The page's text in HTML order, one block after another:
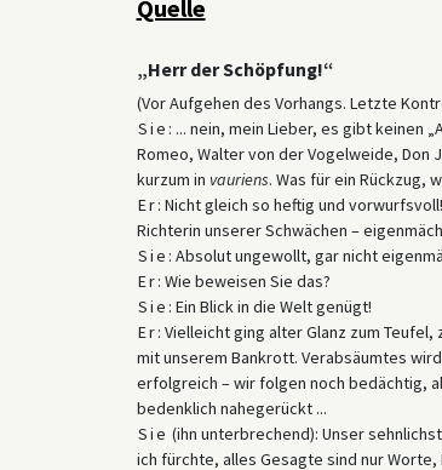
wandelnden Beziehungen zwischen den
der letzten Seite einen Friedensvertrag
bekräftigten eine Wertschätzung der
ihrer Gleichheit. Es forderte zudem eine
und zu bestimmten traditionellen
vorausgegangenen Jahren das
Das Buch stellte eine Karikatur der sich
Auszüge zeigen einige der prominenten
hervorgerufen hatte. Die Auszüge
Zielpublikums – das Werk sprach ein
französische oder italienische Ausdrücke
die heterosexuelle Paarbeziehung, das
LGBTQ-Subkultur und eines prominenten
(siehe z. B. die Auszüge aus den
Paula und Burghard von Reznicek ließen
ehrgeizigere der beiden, verfasste
Quelle
„Herr der Schöpfung!“
(Vor Aufgehen des Vorhangs. Letzte
Sie : ... nein, mein Lieber, es gibt keinen
Romeo, Walter von der Vogelweide, Don
kurzum in vauriens. Was für ein Rückzug,
Er: Nicht gleich so heftig und
Richterin unserer Schwächen –
Sie : Absolut ungewollt, gar nicht
Er: Wie beweisen Sie das?
Sie : Ein Blick in die Welt genügt!
Er: Vielleicht ging alter Glanz zum
mit unserem Bankrott. Verabsäumtes
erfolgreich – wir folgen noch bedächtig,
bedenklich nahegerückt ...
Sie (ihn unterbrechend): Unser
ich fürchte, alles Gesagte sind nur